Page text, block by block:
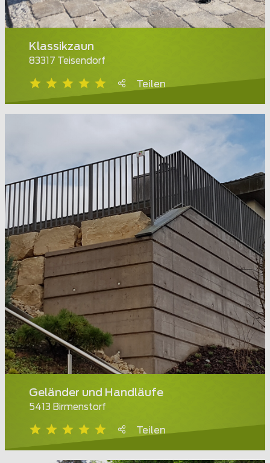
Klassikzaun
83317 Teisendorf
Teilen
Geländer und Handläufe
5413 Birmenstorf
Teilen